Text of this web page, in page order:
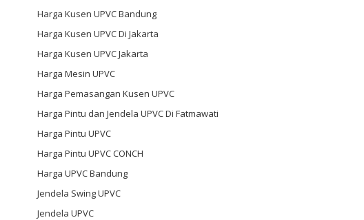
Harga Kusen UPVC Bandung
Harga Kusen UPVC Di Jakarta
Harga Kusen UPVC Jakarta
Harga Mesin UPVC
Harga Pemasangan Kusen UPVC
Harga Pintu dan Jendela UPVC Di Fatmawati
Harga Pintu UPVC
Harga Pintu UPVC CONCH
Harga UPVC Bandung
Jendela Swing UPVC
Jendela UPVC